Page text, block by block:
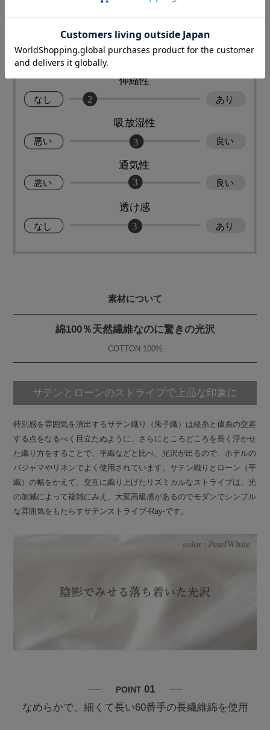
素材について
綿100％天然繊維なのに驚きの光沢
COTTON 100%
サテンとローンのストライプで上品な印象に
特別感を雰囲気を演出するサテン織り（朱子織）は経糸と偉糸の交差
する点をなるべく目立たぬように、さらにところどころを長く浮かせ
た織り方をすることで、平織などと比べ、光沢が出るので、ホテルの
パジャマやリネンでよく使用されています。サテン織りとローン（平
織）の幅をかえて、交互に織り上げたリズミカルなストライプは、光
の加減によって複雑にみえ、大変高級感があるのでモダンでシンプル
な雰囲気をもたらすサテンストライプ-Ray-です。
POINT 01
なめらかで、細くて長い60番手の長繊維綿を使用